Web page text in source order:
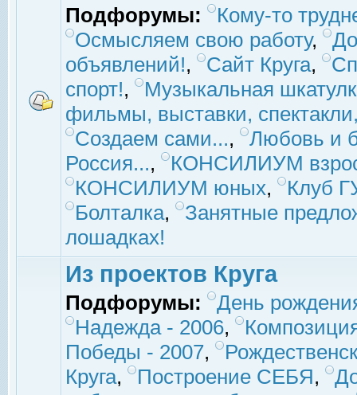
Подфорумы:
Кому-то
Осмысляем свою работу,
объявлений!, Сайт Круга,
спорт!,
Музыкальная
фильмы, выставки,
Создаем сами...,
Любовь и
Россия...,
КОНСИЛИУМ
КОНСИЛИУМ юных,
Клуб
Болталка,
Занятные
лошадках!
Из проектов Круга
Подфорумы:
День
Надежда - 2006,
Победы - 2007,
Круга, Построение СЕБЯ,